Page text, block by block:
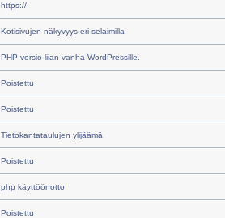
https://
Kotisivujen näkyvyys eri selaimilla
PHP-versio liian vanha WordPressille.
Poistettu
Poistettu
Tietokantataulujen ylijäämä
Poistettu
php käyttöönotto
Poistettu